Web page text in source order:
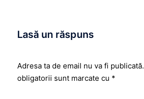
Lasă un răspuns
Adresa ta de email nu va fi publicată.
obligatorii sunt marcate cu *